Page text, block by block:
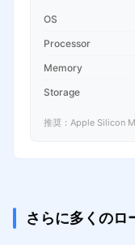
OS
Processor
Memory
Storage
推奨：Apple Silicon
さらに多くのロ